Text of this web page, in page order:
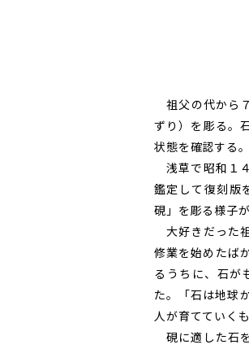
祖父の代から
ずり）を彫る。
状態を確認する。
浅草で昭和１
鑑定して復刻版
硯」を彫る様子
大好きだった
修業を始めたば
るうちに、石が
た。「石は地球
人が育てていく
硯に適した石